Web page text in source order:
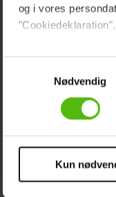
og i vores
Dine valg
Vi ønsker dit
Vi anvender egne
sociale medier.
Nødvendig
Kun